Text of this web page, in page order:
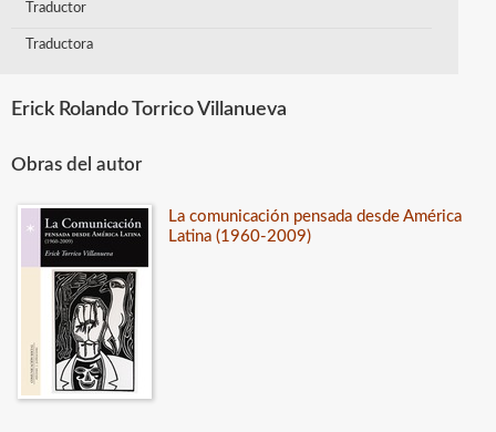
Traductor
Traductora
Erick Rolando Torrico Villanueva
Obras del autor
La comunicación pensada desde América
Latina (1960-2009)